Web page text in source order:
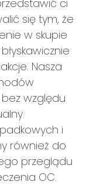
ci
się tym, że
w skupie
Nasza
względu
i
również do
przeglądu
OC.